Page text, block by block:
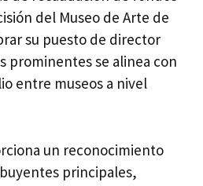
del Museo de Arte de
su puesto de director
prominentes se alinea con
entre museos a nivel
un reconocimiento
principales,